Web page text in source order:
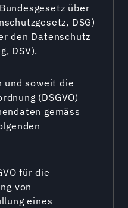
über
DSG)
den Datenschutz
DSV).
und soweit die
(DSGVO)
gemäss
für die
von
eines